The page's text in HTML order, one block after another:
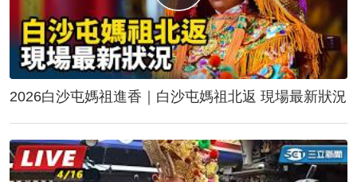
2026白沙屯媽祖進香｜白沙屯媽祖北返 現場最新狀況